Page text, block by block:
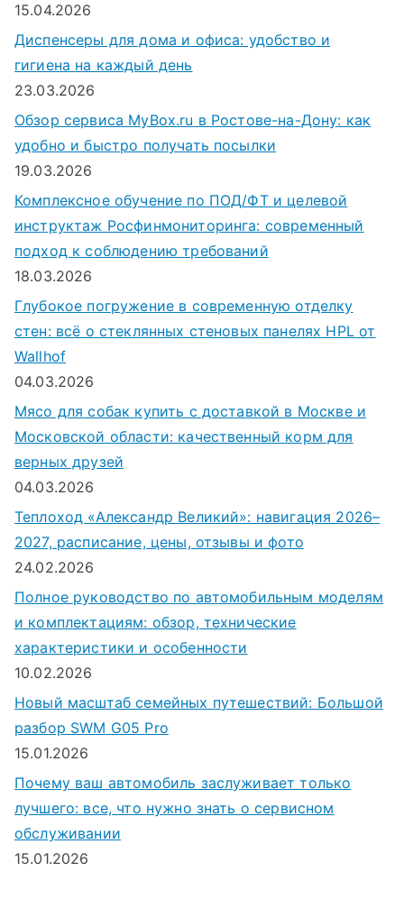
15.04.2026
Диспенсеры для дома и офиса: удобство и
гигиена на каждый день
23.03.2026
Обзор сервиса MyBox.ru в Ростове-на-Дону: как
удобно и быстро получать посылки
19.03.2026
Комплексное обучение по ПОД/ФТ и целевой
инструктаж Росфинмониторинга: современный
подход к соблюдению требований
18.03.2026
Глубокое погружение в современную отделку
стен: всё о стеклянных стеновых панелях HPL от
Wallhof
04.03.2026
Мясо для собак купить с доставкой в Москве и
Московской области: качественный корм для
верных друзей
04.03.2026
Теплоход «Александр Великий»: навигация 2026–
2027, расписание, цены, отзывы и фото
24.02.2026
Полное руководство по автомобильным моделям
и комплектациям: обзор, технические
характеристики и особенности
10.02.2026
Новый масштаб семейных путешествий: Большой
разбор SWM G05 Pro
15.01.2026
Почему ваш автомобиль заслуживает только
лучшего: все, что нужно знать о сервисном
обслуживании
15.01.2026